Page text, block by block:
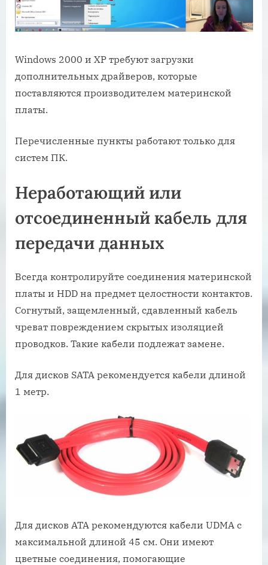
Windows 2000 и XP требуют загрузки
дополнительных драйверов, которые
поставляются производителем материнской
платы.
Перечисленные пункты работают только для
систем ПК.
Неработающий или
отсоединенный кабель для
передачи данных
Всегда контролируйте соединения материнской
платы и HDD на предмет целостности контактов.
Согнутый, защемленный, сдавленный кабель
чреват повреждением скрытых изоляцией
проводков. Такие кабели подлежат замене.
Для дисков SATA рекомендуется кабели длиной
1 метр.
Для дисков ATA рекомендуются кабели UDMA с
максимальной длиной 45 см. Они имеют
цветные соединения, помогающие